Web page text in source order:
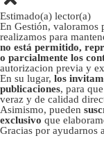
Estimado(a) lector(a)
En Gestión, valoramos
realizamos para
no está permitido,
o parcialmente los
autorizacion previa y
En su lugar, los
publicaciones, para
veraz y de calidad
Asimismo, pueden
exclusivo que
Gracias por ayudarnos